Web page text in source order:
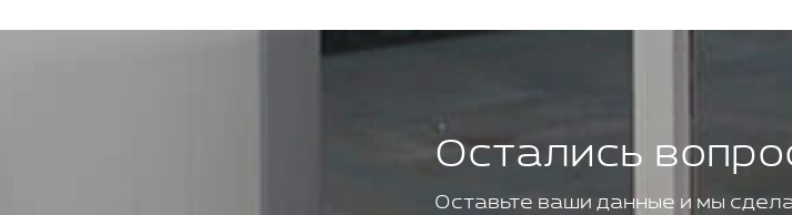
Остались
Оставьте ваши данные и мы